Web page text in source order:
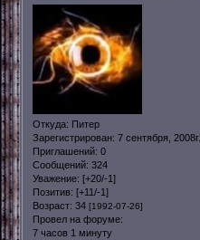
Откуда: Питер
Зарегистрирован: 7 сентября, 2008г.
Приглашений: 0
Сообщений: 324
Уважение: [+20/-1]
Позитив: [+11/-1]
Возраст: 34 [1992-07-26]
Провел на форуме:
7 часов 1 минуту